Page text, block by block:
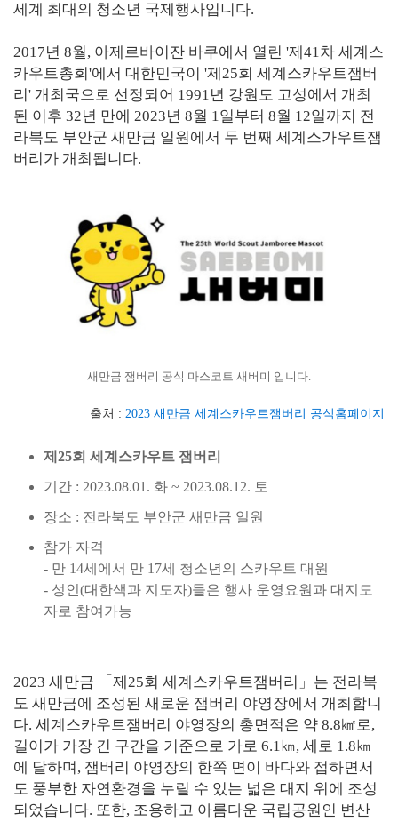
세계 최대의 청소년 국제행사입니다.
2017년 8월, 아제르바이잔 바쿠에서 열린 '제41차 세계스
카우트총회'에서 대한민국이 '제25회 세계스카우트잼버
리' 개최국으로 선정되어 1991년 강원도 고성에서 개최
된 이후 32년 만에 2023년 8월 1일부터 8월 12일까지 전
라북도 부안군 새만금 일원에서 두 번째 세계스가우트잼
버리가 개최됩니다.
새만금 잼버리 공식 마스코트 새버미 입니다.
출처 : 2023 새만금 세계스카우트잼버리 공식홈페이지
제25회 세계스카우트 잼버리
기간 : 2023.08.01. 화 ~ 2023.08.12. 토
장소 : 전라북도 부안군 새만금 일원
참가 자격
- 만 14세에서 만 17세 청소년의 스카우트 대원
- 성인(대한색과 지도자)들은 행사 운영요원과 대지도
자로 참여가능
2023 새만금 「제25회 세계스카우트잼버리」는 전라북
도 새만금에 조성된 새로운 잼버리 야영장에서 개최합니
다. 세계스카우트잼버리 야영장의 총면적은 약 8.8㎢로,
길이가 가장 긴 구간을 기준으로 가로 6.1㎞, 세로 1.8㎞
에 달하며, 잼버리 야영장의 한쪽 면이 바다와 접하면서
도 풍부한 자연환경을 누릴 수 있는 넓은 대지 위에 조성
되었습니다. 또한, 조용하고 아름다운 국립공원인 변산